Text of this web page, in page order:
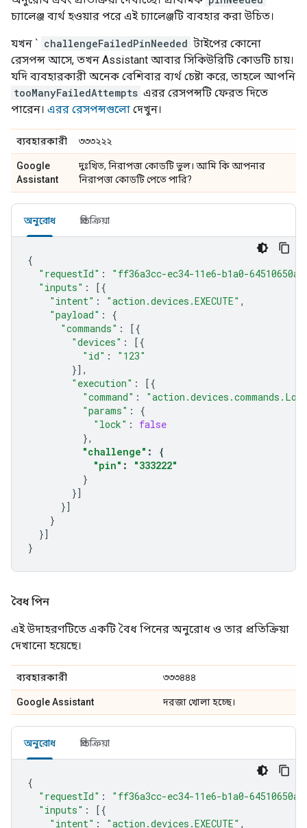
চ্যালেঞ্জ ব্যর্থ হওয়ার পরে এই চ্যালেঞ্জটি ব্যবহার করা উচিত।
যখন ` challengeFailedPinNeeded টাইপের কোনো
রেসপন্স আসে, তখন Assistant আবার সিকিউরিটি কোডটি চায়।
যদি ব্যবহারকারী অনেক বেশিবার ব্যর্থ চেষ্টা করে, তাহলে আপনি
tooManyFailedAttempts এরর রেসপন্সটি ফেরত দিতে
পারেন। এরর রেসপন্সগুলো দেখুন।
ব্যবহারকারী ৩৩৩২২২
Google
Assistant
দুঃখিত, নিরাপত্তা কোডটি ভুল। আমি কি আপনার
নিরাপত্তা কোডটি পেতে পারি?
অনুরোধ প্রতিক্রিয়া
{
"requestId" :
"ff36a3cc-ec34-11e6-b1a0-
"inputs" :
[{
"intent" : "action.devices.EXECUTE" ,
"payload" :
{
"commands" :
[{
"devices" :
[{
"id" :
"123"
}],
"execution" :
[{
"command" :
"params" :
{
"lock" :
false
},
"challenge" :
{
"pin" :
"333222"
}
}]
}]
}
}]
}
বৈধ পিন
এই উদাহরণটিতে একটি বৈধ পিনের অনুরোধ ও তার প্রতিক্রিয়া
দেখানো হয়েছে।
ব্যবহারকারী ৩৩৩৪৪৪
Google Assistant দরজা খোলা হচ্ছে।
অনুরোধ প্রতিক্রিয়া
{
"requestId" :
"ff36a3cc-ec34-11e6-b1a0-
"inputs" :
[{
"intent" : "action.devices.EXECUTE" ,